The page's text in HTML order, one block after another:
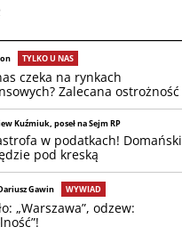
TYLKO U NAS
czeka na rynkach
Zalecana ostrożność
Kuźmiuk, poseł na Sejm RP
w podatkach! Domański
pod kreską
Gawin WYWIAD
„Warszawa”, odzew: